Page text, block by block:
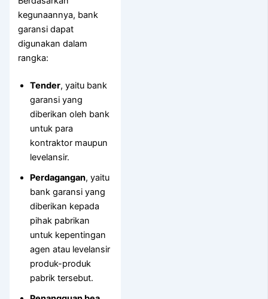
kegunaannya, bank
garansi dapat
digunakan dalam
rangka:
Tender, yaitu bank
garansi yang
diberikan oleh bank
untuk para
kontraktor maupun
levelansir.
Perdagangan, yaitu
bank garansi yang
diberikan kepada
pihak pabrikan
untuk kepentingan
agen atau levelansir
produk-produk
pabrik tersebut.